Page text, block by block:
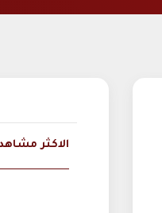
الاكثر